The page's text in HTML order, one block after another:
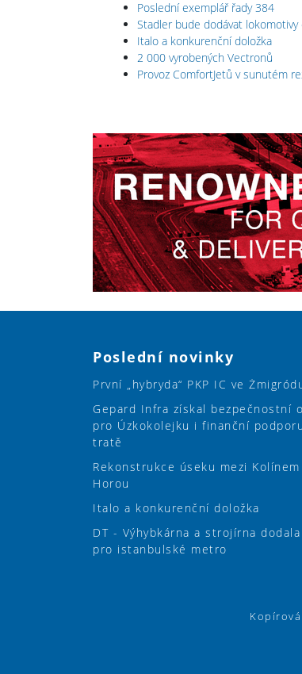
Poslední exemplář řady 384
Stadler bude dodávat lokomotivy
Italo a konkurenční doložka
2 000 vyrobených Vectronů
Provoz ComfortJetů v sunutém
Poslední novinky
První „hybryda“ PKP IC ve
Gepard Infra získal bezpečnostní
pro Úzkokolejku i finanční
tratě
Rekonstrukce úseku mezi
Horou
Italo a konkurenční doložka
DT - Výhybkárna a strojírna
pro istanbulské metro